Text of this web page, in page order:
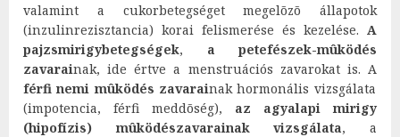
valamint a cukorbetegséget megelõzõ állapotok
(inzulinrezisztancia) korai felismerése és kezelése. A
pajzsmirigybetegségek, a petefészek-mûködés
zavarainak, ide értve a menstruációs zavarokat is. A
férfi nemi mûködés zavarainak hormonális vizsgálata
(impotencia, férfi meddõség), az agyalapi mirigy
(hipofízis) mûködészavarainak vizsgálata, a